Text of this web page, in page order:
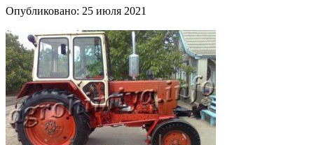
Опубликовано: 25 июля 2021